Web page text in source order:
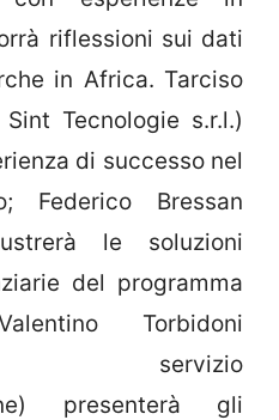
riflessioni sui dati
in Africa. Tarciso
Tecnologie s.r.l.)
di successo nel
Federico Bressan
le soluzioni
del programma
Torbidoni
servizio
presenterà gli